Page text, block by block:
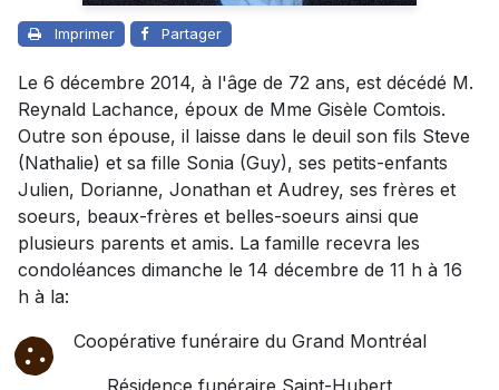
Imprimer Partager
Le 6 décembre 2014, à l'âge de 72 ans, est décédé M.
Reynald Lachance, époux de Mme Gisèle Comtois.
Outre son épouse, il laisse dans le deuil son fils Steve
(Nathalie) et sa fille Sonia (Guy), ses petits-enfants
Julien, Dorianne, Jonathan et Audrey, ses frères et
soeurs, beaux-frères et belles-soeurs ainsi que
plusieurs parents et amis. La famille recevra les
condoléances dimanche le 14 décembre de 11 h à 16
h à la:
Coopérative funéraire du Grand Montréal
Résidence funéraire Saint-Hubert